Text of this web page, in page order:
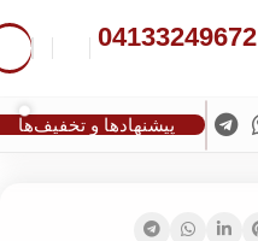
04133249672
پیشنهادها و تخفیف‌ها